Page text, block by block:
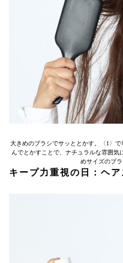
大きめのブラシでサッととかす。〈1〉
んでとかすことで、ナチュラルな雰囲気
めサイズのブラ
キープ力重視の日：ヘ